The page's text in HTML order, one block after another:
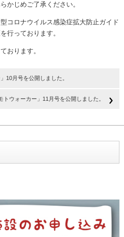
かじめご了承ください。
コロナウイルス感染症拡大防止ガイド
行っております。
おります。
10月号を公開しました。
トウォーカー」11月号を公開しました。